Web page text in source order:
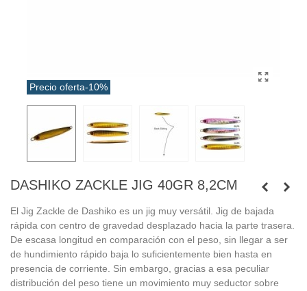
Precio oferta-10%
DASHIKO ZACKLE JIG 40GR 8,2CM
El Jig Zackle de Dashiko es un jig muy versátil. Jig de bajada
rápida con centro de gravedad desplazado hacia la parte trasera.
De escasa longitud en comparación con el peso, sin llegar a ser
de hundimiento rápido baja lo suficientemente bien hasta en
presencia de corriente. Sin embargo, gracias a esa peculiar
distribución del peso tiene un movimiento muy seductor sobre